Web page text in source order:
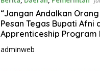
“Jangan Andalkan Orang
Pesan Tegas Bupati Afni
Apprenticeship Program
adminweb